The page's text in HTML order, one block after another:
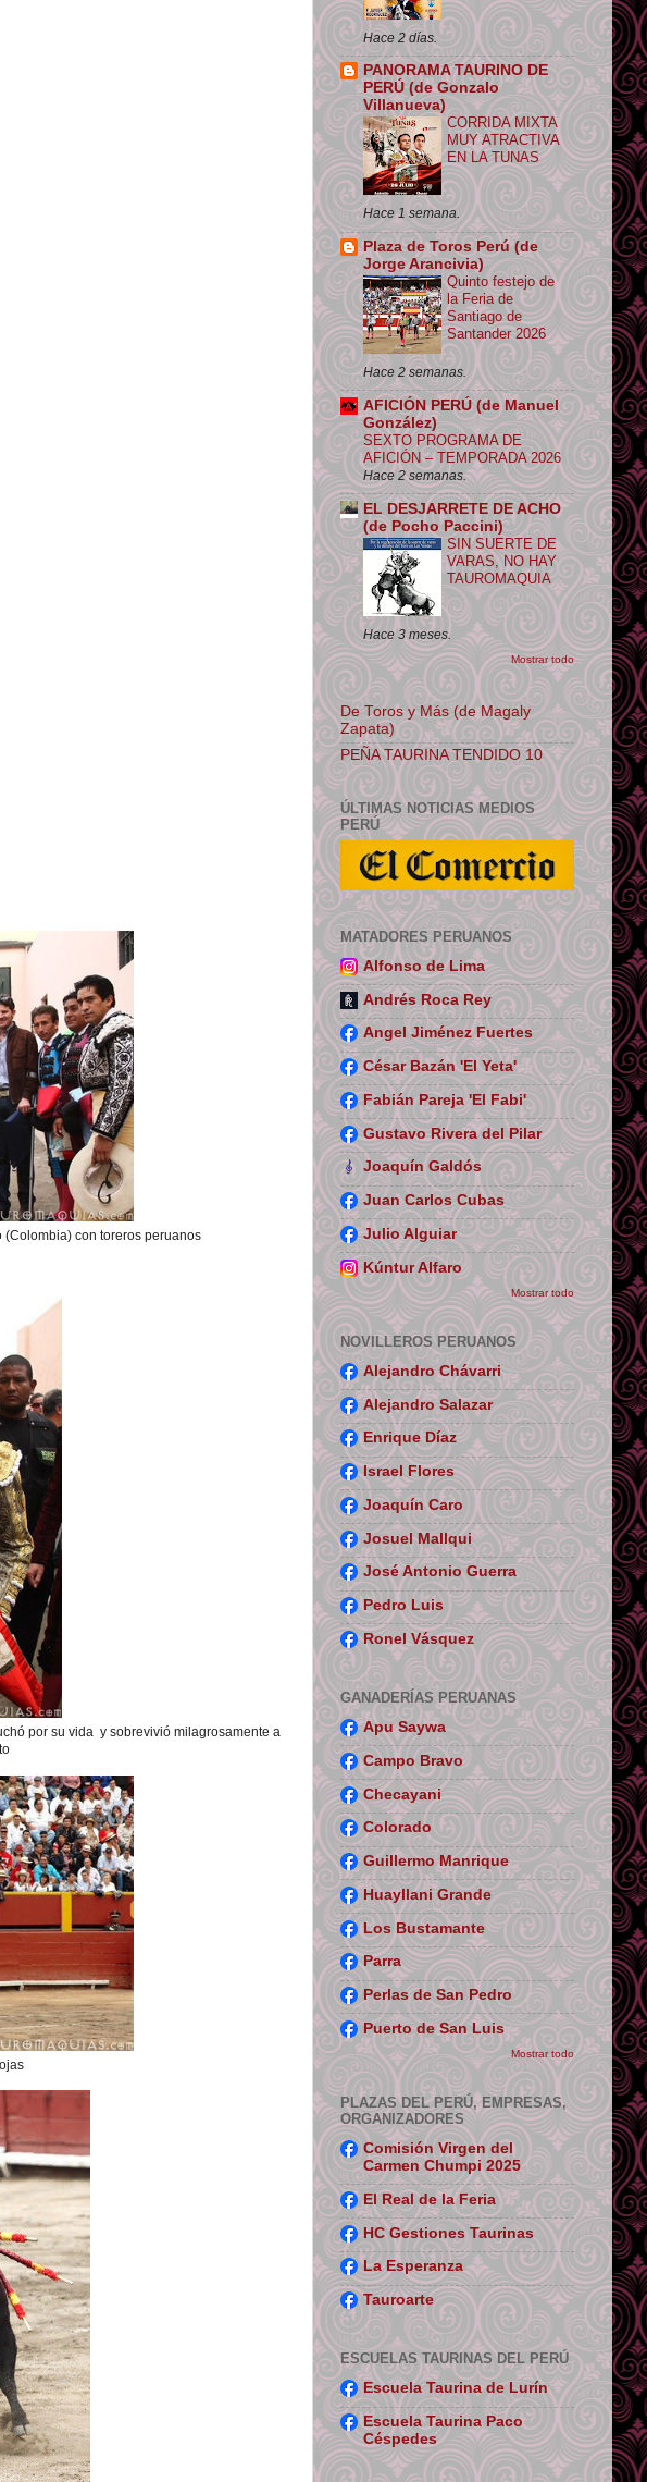
(Colombia) con toreros peruanos
por su vida y sobrevivió milagrosamente a
Hace 2 días.
PANORAMA TAURINO DE
PERÚ (de Gonzalo
Villanueva)
CORRIDA MIXTA
MUY ATRACTIVA
EN LA TUNAS
Hace 1 semana.
Plaza de Toros Perú (de
Jorge Arancivia)
Quinto festejo de
la Feria de
Santiago de
Santander 2026
Hace 2 semanas.
AFICIÓN PERÚ (de Manuel
González)
SEXTO PROGRAMA DE
AFICIÓN – TEMPORADA 2026
Hace 2 semanas.
EL DESJARRETE DE ACHO
(de Pocho Paccini)
SIN SUERTE DE
VARAS, NO HAY
TAUROMAQUIA
Hace 3 meses.
Mostrar todo
De Toros y Más (de Magaly
Zapata)
PEÑA TAURINA TENDIDO 10
ÚLTIMAS NOTICIAS MEDIOS
PERÚ
MATADORES PERUANOS
Alfonso de Lima
Andrés Roca Rey
Angel Jiménez Fuertes
César Bazán 'El Yeta'
Fabián Pareja 'El Fabi'
Gustavo Rivera del Pilar
Joaquín Galdós
Juan Carlos Cubas
Julio Alguiar
Kúntur Alfaro
Mostrar todo
NOVILLEROS PERUANOS
Alejandro Chávarri
Alejandro Salazar
Enrique Díaz
Israel Flores
Joaquín Caro
Josuel Mallqui
José Antonio Guerra
Pedro Luis
Ronel Vásquez
GANADERÍAS PERUANAS
Apu Saywa
Campo Bravo
Checayani
Colorado
Guillermo Manrique
Huayllani Grande
Los Bustamante
Parra
Perlas de San Pedro
Puerto de San Luis
Mostrar todo
PLAZAS DEL PERÚ, EMPRESAS,
ORGANIZADORES
Comisión Virgen del
Carmen Chumpi 2025
El Real de la Feria
HC Gestiones Taurinas
La Esperanza
Tauroarte
ESCUELAS TAURINAS DEL PERÚ
Escuela Taurina de Lurín
Escuela Taurina Paco
Céspedes